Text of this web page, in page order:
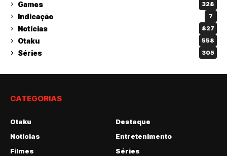
Games 328
Indicação 7
Notícias 827
Otaku 558
Séries 305
CATEGORIAS
Otaku
Destaque
Notícias
Entretenimento
Filmes
Séries